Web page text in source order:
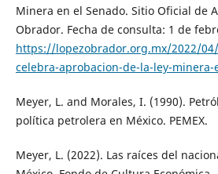
Minera en el Senado. Sitio Oficial de
Obrador. Fecha de consulta: 1 de
https://lopezobrador.org.mx/2022/
celebra-aprobacion-de-la-ley-
Meyer, L. and Morales, I. (1990).
política petrolera en México. PEMEX.
Meyer, L. (2022). Las raíces del